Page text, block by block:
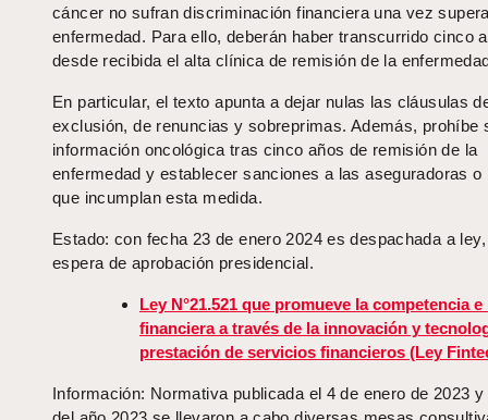
cáncer no sufran discriminación financiera una vez
enfermedad. Para ello, deberán haber transcurrido cinco
desde recibida el alta clínica de remisión de la
En particular, el texto apunta a dejar nulas las cláusulas
exclusión, de renuncias y sobreprimas. Además, prohíbe
información oncológica tras cinco años de remisión de la
enfermedad y establecer sanciones a las aseguradoras o
que incumplan esta medida.
Estado: con fecha 23 de enero 2024 es despachada a
espera de aprobación presidencial.
Ley N°21.521 que promueve la competencia
financiera a través de la innovación y
prestación de servicios financieros (Ley
Información: Normativa publicada el 4 de enero de 2023